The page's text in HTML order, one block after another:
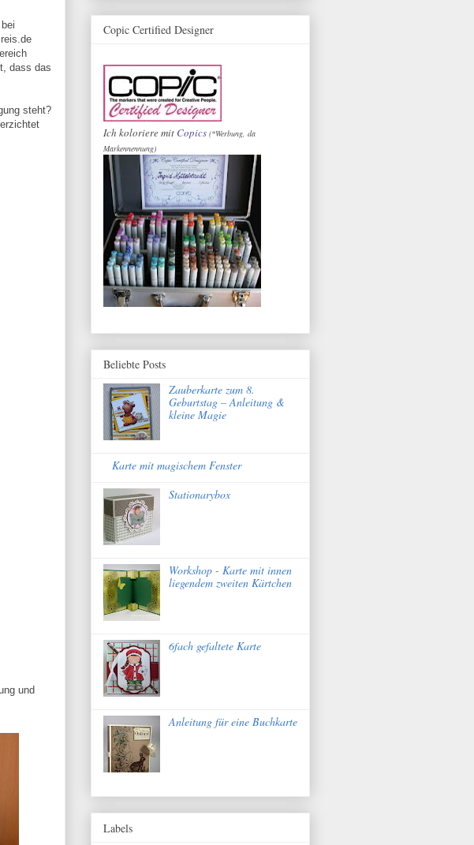
dass das
steht?
und
Copic Certified Designer
Ich koloriere mit Copics (*Werbung, da
Markennennung)
Beliebte Posts
Zauberkarte zum 8.
Geburtstag – Anleitung &
kleine Magie
Karte mit magischem Fenster
Stationarybox
Workshop - Karte mit innen
liegendem zweiten Kärtchen
6fach gefaltete Karte
Anleitung für eine Buchkarte
Labels